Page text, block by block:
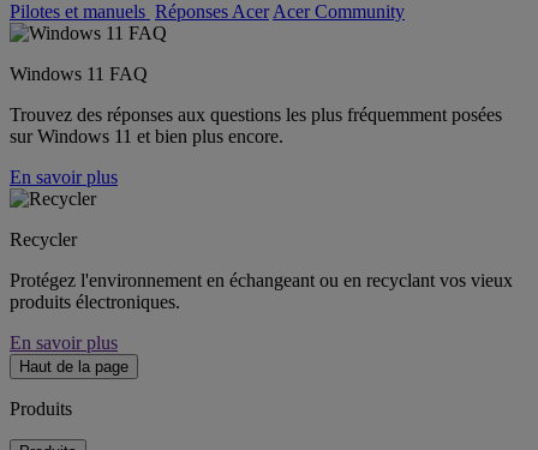
Pilotes et manuels Réponses Acer Acer Community
Windows 11 FAQ
Trouvez des réponses aux questions les plus fréquemment posées
sur Windows 11 et bien plus encore.
En savoir plus
Recycler
Protégez l'environnement en échangeant ou en recyclant vos vieux
produits électroniques.
En savoir plus
Haut de la page
Produits